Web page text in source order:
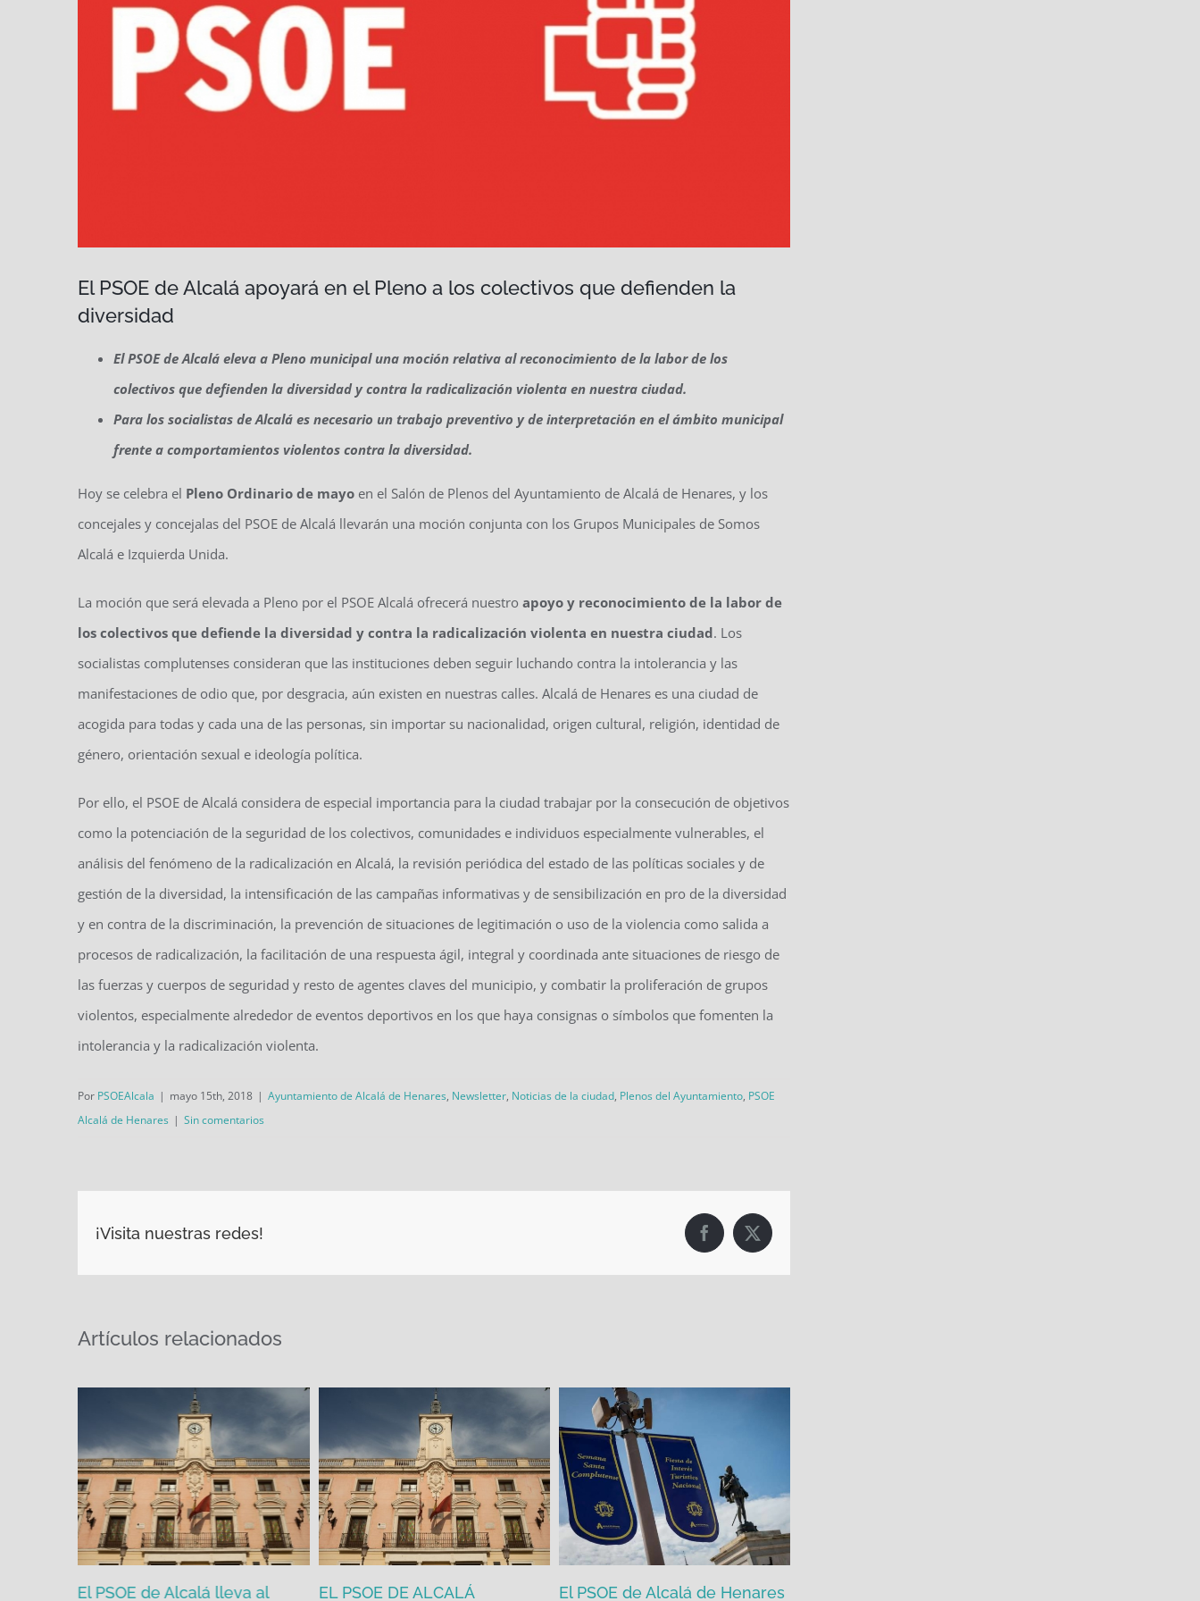
El PSOE de Alcalá apoyará en el Pleno a los colectivos que defienden la
diversidad
El PSOE de Alcalá eleva a Pleno municipal una moción relativa al reconocimiento de la labor de los
colectivos que defienden la diversidad y contra la radicalización violenta en nuestra ciudad.
Para los socialistas de Alcalá es necesario un trabajo preventivo y de interpretación en el ámbito municipal
frente a comportamientos violentos contra la diversidad.
Hoy se celebra el Pleno Ordinario de mayo en el Salón de Plenos del Ayuntamiento de Alcalá de Henares, y los
concejales y concejalas del PSOE de Alcalá llevarán una moción conjunta con los Grupos Municipales de Somos
Alcalá e Izquierda Unida.
La moción que será elevada a Pleno por el PSOE Alcalá ofrecerá nuestro apoyo y reconocimiento de la labor de
los colectivos que defiende la diversidad y contra la radicalización violenta en nuestra ciudad. Los
socialistas complutenses consideran que las instituciones deben seguir luchando contra la intolerancia y las
manifestaciones de odio que, por desgracia, aún existen en nuestras calles. Alcalá de Henares es una ciudad de
acogida para todas y cada una de las personas, sin importar su nacionalidad, origen cultural, religión, identidad de
género, orientación sexual e ideología política.
Por ello, el PSOE de Alcalá considera de especial importancia para la ciudad trabajar por la consecución de objetivos
como la potenciación de la seguridad de los colectivos, comunidades e individuos especialmente vulnerables, el
análisis del fenómeno de la radicalización en Alcalá, la revisión periódica del estado de las políticas sociales y de
gestión de la diversidad, la intensificación de las campañas informativas y de sensibilización en pro de la diversidad
y en contra de la discriminación, la prevención de situaciones de legitimación o uso de la violencia como salida a
procesos de radicalización, la facilitación de una respuesta ágil, integral y coordinada ante situaciones de riesgo de
las fuerzas y cuerpos de seguridad y resto de agentes claves del municipio, y combatir la proliferación de grupos
violentos, especialmente alrededor de eventos deportivos en los que haya consignas o símbolos que fomenten la
intolerancia y la radicalización violenta.
Por PSOEAlcala | mayo 15th, 2018 | Ayuntamiento de Alcalá de Henares, Newsletter, Noticias de la ciudad, Plenos del Ayuntamiento, PSOE
Alcalá de Henares | Sin comentarios
¡Visita nuestras redes! Facebook
X
Artículos relacionados
El PSOE de Alcalá lleva al
EL PSOE DE ALCALÁ
El PSOE de Alcalá de Henares